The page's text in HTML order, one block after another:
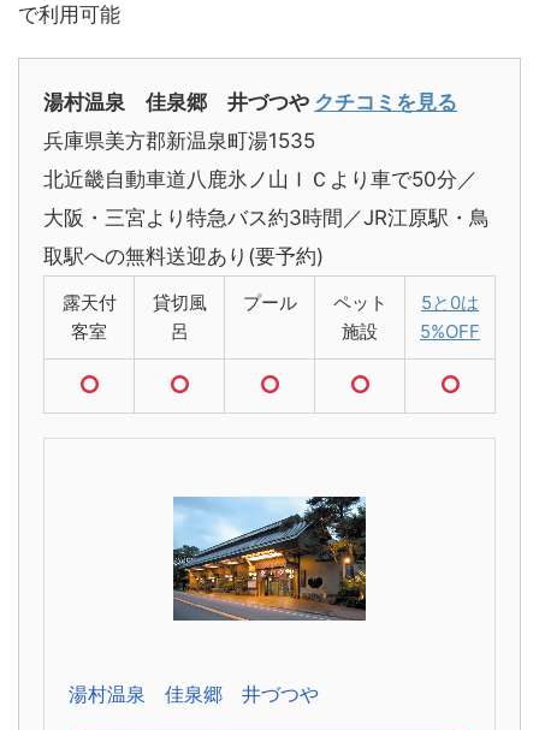
で利用可能
湯村温泉 佳泉郷 井づつや クチコミを見る
兵庫県美方郡新温泉町湯1535
北近畿自動車道八鹿氷ノ山ＩＣより車で50分／
大阪・三宮より特急バス約3時間／JR江原駅・鳥
取駅への無料送迎あり(要予約)
露天付
客室
貸切風
呂
プール
ペット
施設
5と0は
5%OFF
湯村温泉 佳泉郷 井づつや